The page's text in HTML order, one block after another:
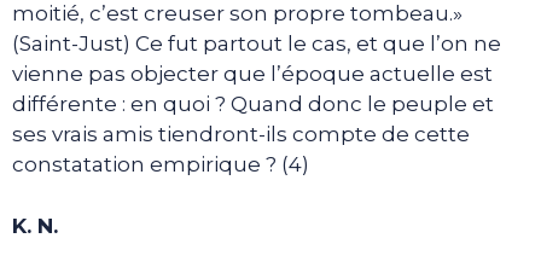
moitié, c’est creuser son propre tombeau.»
(Saint-Just) Ce fut partout le cas, et que l’on ne
vienne pas objecter que l’époque actuelle est
différente : en quoi ? Quand donc le peuple et
ses vrais amis tiendront-ils compte de cette
constatation empirique ? (4)
K. N.